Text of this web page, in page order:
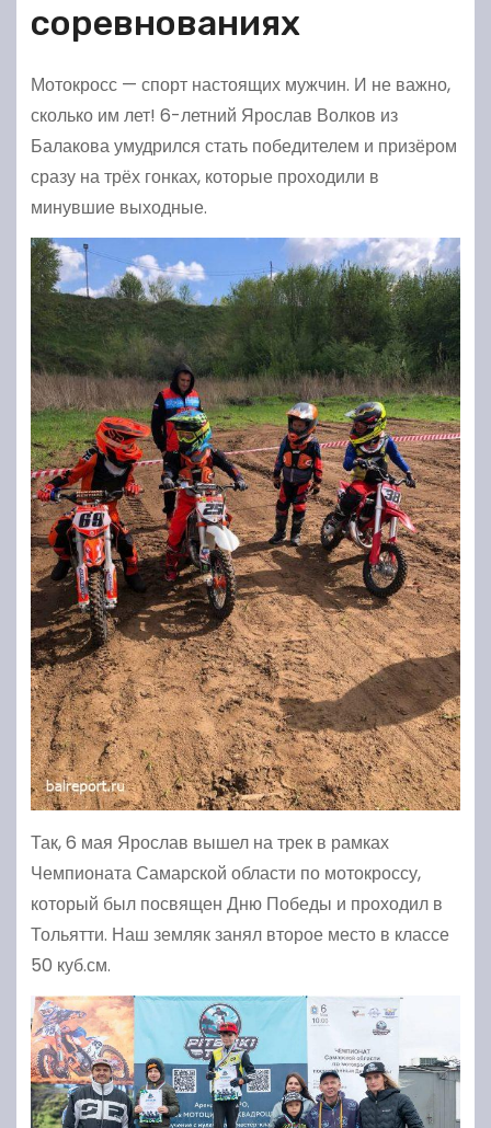
соревнованиях
Мотокросс — спорт настоящих мужчин. И не важно,
сколько им лет! 6-летний Ярослав Волков из
Балакова умудрился стать победителем и призёром
сразу на трёх гонках, которые проходили в
минувшие выходные.
Так, 6 мая Ярослав вышел на трек в рамках
Чемпионата Самарской области по мотокроссу,
который был посвящен Дню Победы и проходил в
Тольятти. Наш земляк занял второе место в классе
50 куб.см.